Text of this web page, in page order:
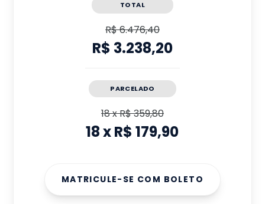
TOTAL
R$ 6.476,40
R$ 3.238,20
PARCELADO
18xR$ 359,80
18xR$ 179,90
MATRICULE-SE COM BOLETO